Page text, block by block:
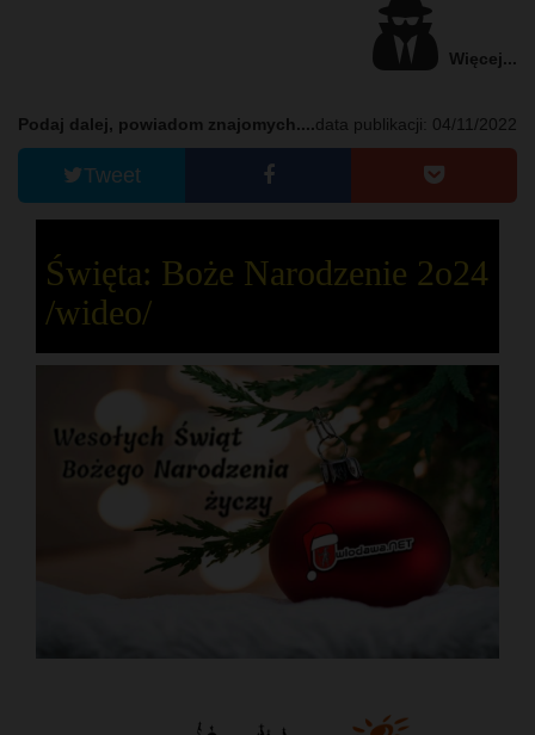
Więcej...
data publikacji: 04/11/2022
Podaj dalej, powiadom znajomych....
Tweet
Święta: Boże Narodzenie 2o24
/wideo/